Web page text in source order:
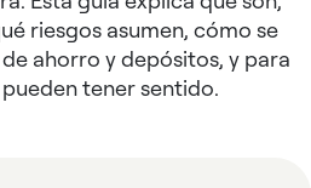
riesgos asumen, cómo se
ahorro y depósitos, y para
tener sentido.